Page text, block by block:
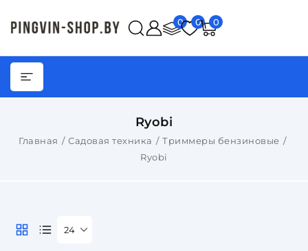
0 0 0
Ryobi
Главная Садовая техника
Триммеры бензиновые
Ryobi
24